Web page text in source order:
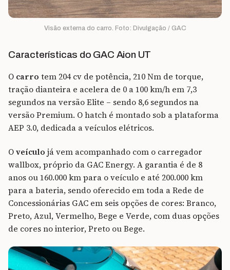
Visão externa do carro. Foto: Divulgação / GAC
Características do GAC Aion UT
O carro tem 204 cv de potência, 210 Nm de torque,
tração dianteira e acelera de 0 a 100 km/h em 7,3
segundos na versão Elite – sendo 8,6 segundos na
versão Premium. O hatch é montado sob a plataforma
AEP 3.0, dedicada a veículos elétricos.
Oveículo já vem acompanhado com o carregador
wallbox, próprio da GAC Energy. A garantia é de 8
anos ou 160.000 km para o veículo e até 200.000 km
para a bateria, sendo oferecido em toda a Rede de
Concessionárias GAC em seis opções de cores: Branco,
Preto, Azul, Vermelho, Bege e Verde, com duas opções
de cores no interior, Preto ou Bege.